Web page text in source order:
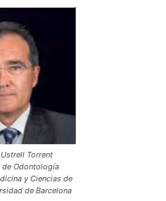
Torrent
de Odontología
y Ciencias de
de Barcelona